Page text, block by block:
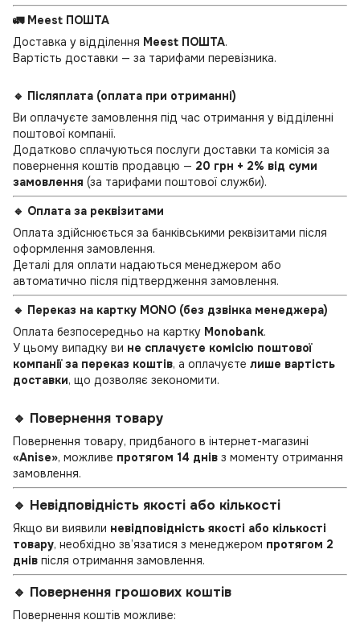
🚛 Meest ПОШТА
Доставка у відділення Meest ПОШТА.
Вартість доставки — за тарифами перевізника.
🔹 Післяплата (оплата при отриманні)
Ви оплачуєте замовлення під час отримання у відділенні
поштової компанії.
Додатково сплачуються послуги доставки та комісія за
повернення коштів продавцю — 20 грн + 2% від суми
замовлення (за тарифами поштової служби).
🔹 Оплата за реквізитами
Оплата здійснюється за банківськими реквізитами після
оформлення замовлення.
Деталі для оплати надаються менеджером або
автоматично після підтвердження замовлення.
🔹 Переказ на картку MONO (без дзвінка менеджера)
Оплата безпосередньо на картку Monobank.
У цьому випадку ви не сплачуєте комісію поштової
компанії за переказ коштів, а оплачуєте лише вартість
доставки, що дозволяє зекономити.
🔹 Повернення товару
Повернення товару, придбаного в інтернет-магазині
«Anise», можливе протягом 14 днів з моменту отримання
замовлення.
🔹 Невідповідність якості або кількості
Якщо ви виявили невідповідність якості або кількості
товару, необхідно зв’язатися з менеджером протягом 2
днів після отримання замовлення.
🔹 Повернення грошових коштів
Повернення коштів можливе: